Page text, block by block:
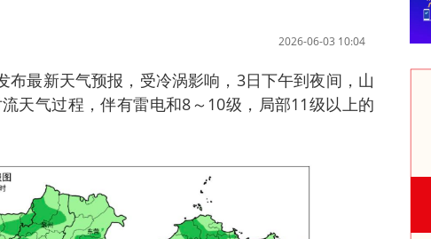
2026-06-03 10:04
布最新天气预报，受冷涡影响，3日下午到夜间，山
天气过程，伴有雷电和8～10级，局部11级以上的